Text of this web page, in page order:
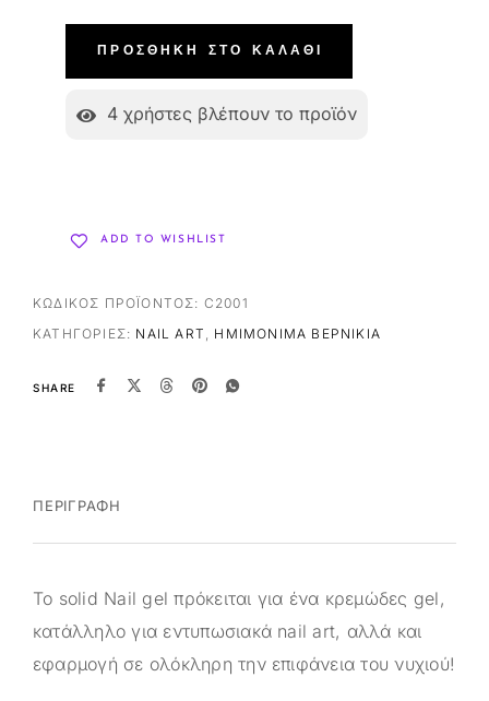
ΠΡΟΣΘΉΚΗ ΣΤΟ ΚΑΛΆΘΙ
4 χρήστες βλέπουν το προϊόν
ADD TO WISHLIST
ΚΩΔΙΚΌΣ ΠΡΟΪΌΝΤΟΣ: C2001
ΚΑΤΗΓΟΡΊΕΣ: NAIL ART ΗΜΙΜΌΝΙΜΑ ΒΕΡΝΊΚΙΑ
SHARE
ΠΕΡΙΓΡΑΦΉ
Το solid Nail gel πρόκειται για ένα κρεμώδες gel,
κατάλληλο για εντυπωσιακά nail art, αλλά και
εφαρμογή σε ολόκληρη την επιφάνεια του νυχιού!